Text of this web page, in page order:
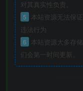
对其真实性负责。
5
本站资源无法保
违法行为
6
本站资源大多存
们会第一时间更新。